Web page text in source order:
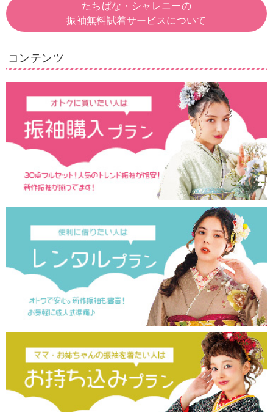
たちばな・シャレニーの
振袖無料試着サービスについて
コンテンツ